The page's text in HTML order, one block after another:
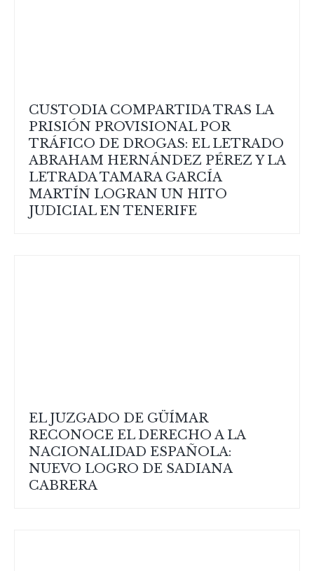
CUSTODIA COMPARTIDA TRAS LA
PRISIÓN PROVISIONAL POR
TRÁFICO DE DROGAS: EL LETRADO
ABRAHAM HERNÁNDEZ PÉREZ Y LA
LETRADA TAMARA GARCÍA
MARTÍN LOGRAN UN HITO
JUDICIAL EN TENERIFE
EL JUZGADO DE GÜÍMAR
RECONOCE EL DERECHO A LA
NACIONALIDAD ESPAÑOLA:
NUEVO LOGRO DE SADIANA
CABRERA